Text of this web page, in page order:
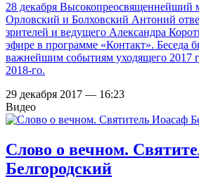
28 декабря Высокопреосвященнейший
Орловский и Болховский Антоний
зрителей и ведущего Александра
эфире в программе «Контакт». Беседа
важнейшим событиям уходящего 2017
2018-го.
29 декабря 2017 — 16:23
Видео
Слово о вечном.
Белгородский